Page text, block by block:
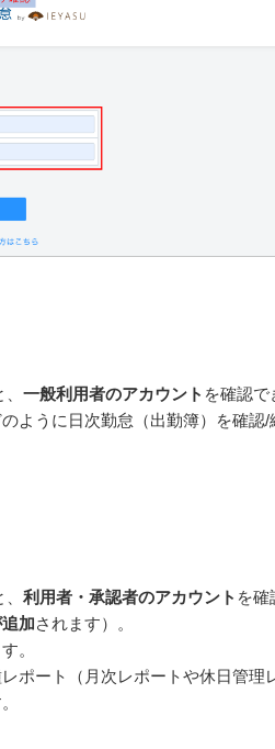
一般利用者のアカウント を確認で
ように日次勤怠（出勤簿）を確認/
利用者・承認者のアカウント を確
加されます）。
。
ポート（月次レポートや休日管理